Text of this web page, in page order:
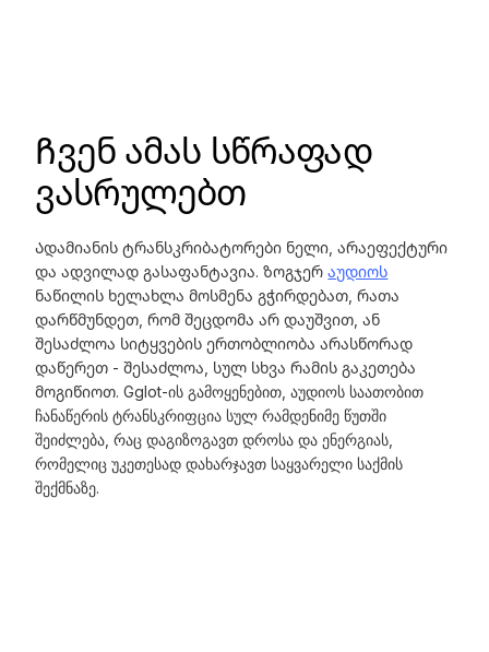
Ჩვენ ამას სწრაფად
ვასრულებთ
Ადამიანის ტრანსკრიბატორები ნელი, არაეფექტური
და ადვილად გასაფანტავია. ზოგჯერაუდიოს
ნაწილის ხელახლა მოსმენა გჭირდებათ, რათა
დარწმუნდეთ, რომ შეცდომა არ დაუშვით, ან
შესაძლოა სიტყვების ერთობლიობა არასწორად
დაწერეთ - შესაძლოა, სულ სხვა რამის გაკეთება
მოგიწიოთ. Gglot-ის გამოყენებით, აუდიოს საათობით
ჩანაწერის ტრანსკრიფცია სულ რამდენიმე წუთში
შეიძლება, რაც დაგიზოგავთ დროსა და ენერგიას,
რომელიც უკეთესად დახარჯავთ საყვარელი საქმის
შექმნაზე.